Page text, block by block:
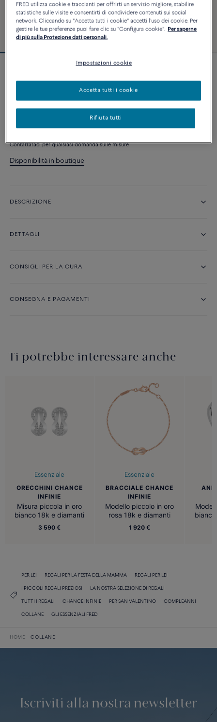
Collana Chance Infinie
AGGIUNGI AL CARRELLO
Contattataci per qualsiasi domanda sulle misure
Disponibilità in boutique
DESCRIZIONE
DETTAGLI
CONSIGLI PER LA CURA
CONSEGNA E PAGAMENTI
Ti potrebbe interessare anche
Essenziale
ORECCHINI CHANCE
INFINIE
Misura piccola in oro
bianco 18k e diamanti
3 590 €
Essenziale
BRACCIALE CHANCE
INFINIE
Modello piccolo in oro
rosa 18k e diamanti
1 920 €
PER LEI REGALI PER LA FESTA DELLA MAMMA REGALI PER LEI
I PICCOLI REGALI PREZIOSI LA NOSTRA SELEZIONE DI REGALI
TUTTI I REGALI CHANCE INFINIE PER SAN VALENTINO COMPLEANNI
COLLANE GLI ESSENZIALI FRED
HOME COLLANE
Iscriviti alla nostra newsletter
FRED utilizza cookie e traccianti per offrirti un servizio migliore, stabilire
statistiche sulle visite e consentirti di condividere contenuti sui social
network. Cliccando su "Accetta tutti i cookie" accetti l'uso dei cookie. Per
gestire le tue preferenze puoi fare clic su "Configura cookie". Per saperne
di più sulla Protezione dati personali.
Impostazioni cookie
Rifiuta tutti
Accetta tutti i cookie